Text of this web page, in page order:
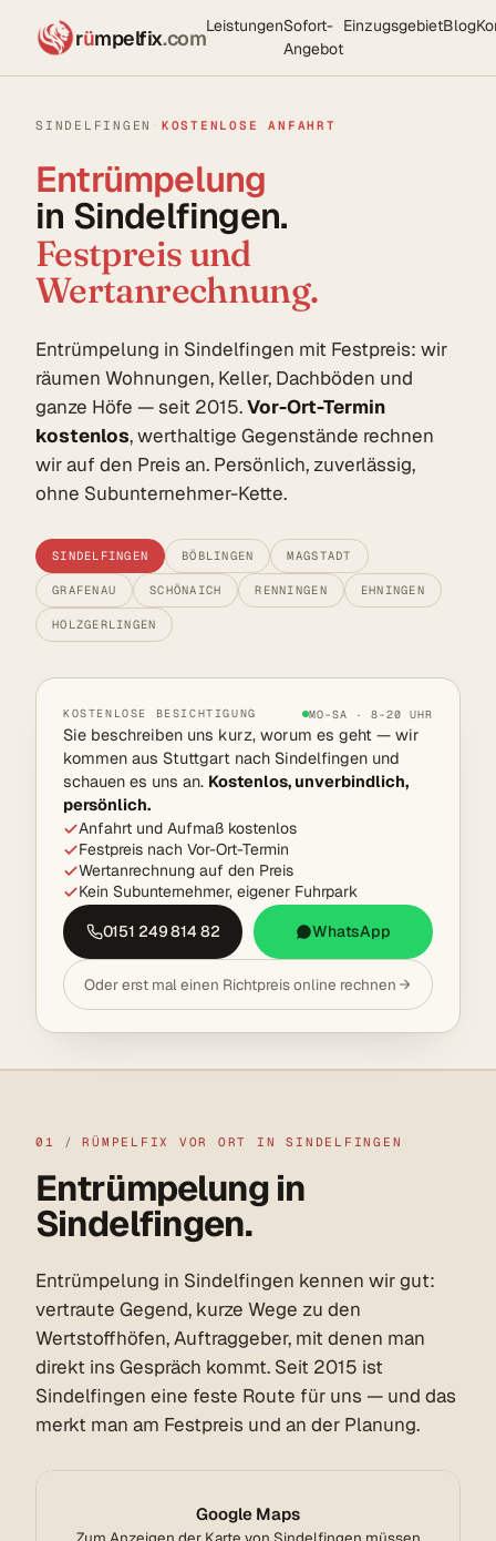
rümpelfix.comLeistungenSofort-
Angebot
EinzugsgebietBlog
SINDELFINGEN · KOSTENLOSE ANFAHRT
Entrümpelung
in Sindelfingen.
Festpreis und
Wertanrechnung.
Entrümpelung in Sindelfingen mit Festpreis: wir
räumen Wohnungen, Keller, Dachböden und
ganze Höfe — seit 2015.Vor-Ort-Termin
kostenlos, werthaltige Gegenstände rechnen
wir auf den Preis an. Persönlich, zuverlässig,
ohne Subunternehmer-Kette.
SINDELFINGEN BÖBLINGEN MAGSTADT
GRAFENAU SCHÖNAICH RENNINGEN EHNINGEN
HOLZGERLINGEN
KOSTENLOSE BESICHTIGUNG MO–SA · 8–20 UHR
Sie beschreiben uns kurz, worum es geht — wir
kommen aus Stuttgart nach Sindelfingen und
schauen es uns an. Kostenlos, unverbindlich,
persönlich.
Anfahrt und Aufmaß kostenlos
Festpreis nach Vor-Ort-Termin
Wertanrechnung auf den Preis
Kein Subunternehmer, eigener Fuhrpark
0151 249 814 82
WhatsApp
Oder erst mal einen Richtpreis online rechnen
01 / RÜMPELFIX VOR ORT IN SINDELFINGEN
Entrümpelung in
Sindelfingen.
Entrümpelung in Sindelfingen kennen wir gut:
vertraute Gegend, kurze Wege zu den
Wertstoffhöfen, Auftraggeber, mit denen man
direkt ins Gespräch kommt. Seit 2015 ist
Sindelfingen eine feste Route für uns — und das
merkt man am Festpreis und an der Planung.
Google Maps